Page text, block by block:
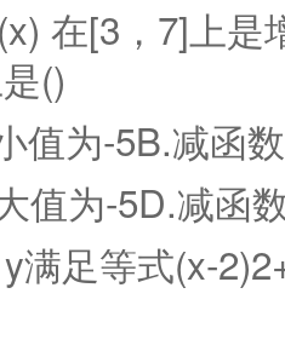
在[3，7]上
()
值为-5B.减函
值为-5D.减函
满足等式(x-